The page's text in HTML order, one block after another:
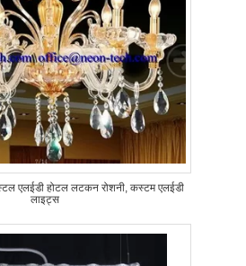
एलईडी होटल लटकन रोशनी, कस्टम एलईडी
लाइट्स